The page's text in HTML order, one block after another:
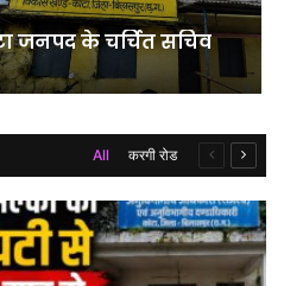
जनपद के चर्चित सचिव
All करगी रोड
Previous
page
Next
page